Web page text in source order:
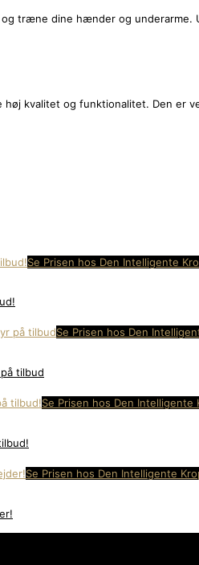
træne dine hænder og
kvalitet og funktionalitet. Den
Se Prisen hos Den Intelligente
Se Prisen hos Den
tilbud
Se Prisen hos Den Intelligente
Se Prisen hos Den Intelligente